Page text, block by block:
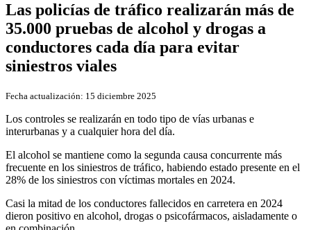
Las policías de tráfico realizarán más de
35.000 pruebas de alcohol y drogas a
conductores cada día para evitar
siniestros viales
Fecha actualización: 15 diciembre 2025
Los controles se realizarán en todo tipo de vías urbanas e
interurbanas y a cualquier hora del día.
El alcohol se mantiene como la segunda causa concurrente más
frecuente en los siniestros de tráfico, habiendo estado presente en el
28% de los siniestros con víctimas mortales en 2024.
Casi la mitad de los conductores fallecidos en carretera en 2024
dieron positivo en alcohol, drogas o psicofármacos, aisladamente o